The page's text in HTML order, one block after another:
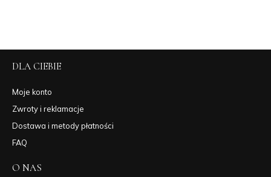
DLA CIEBIE
Moje konto
Zwroty i reklamacje
Dostawa i metody płatności
FAQ
O NAS